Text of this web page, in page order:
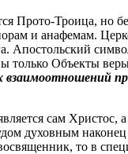
Прото-Троица, но
и анафемам.
Апостольский
только Объекты
взаимоотношений
сам Христос,
духовным
то в